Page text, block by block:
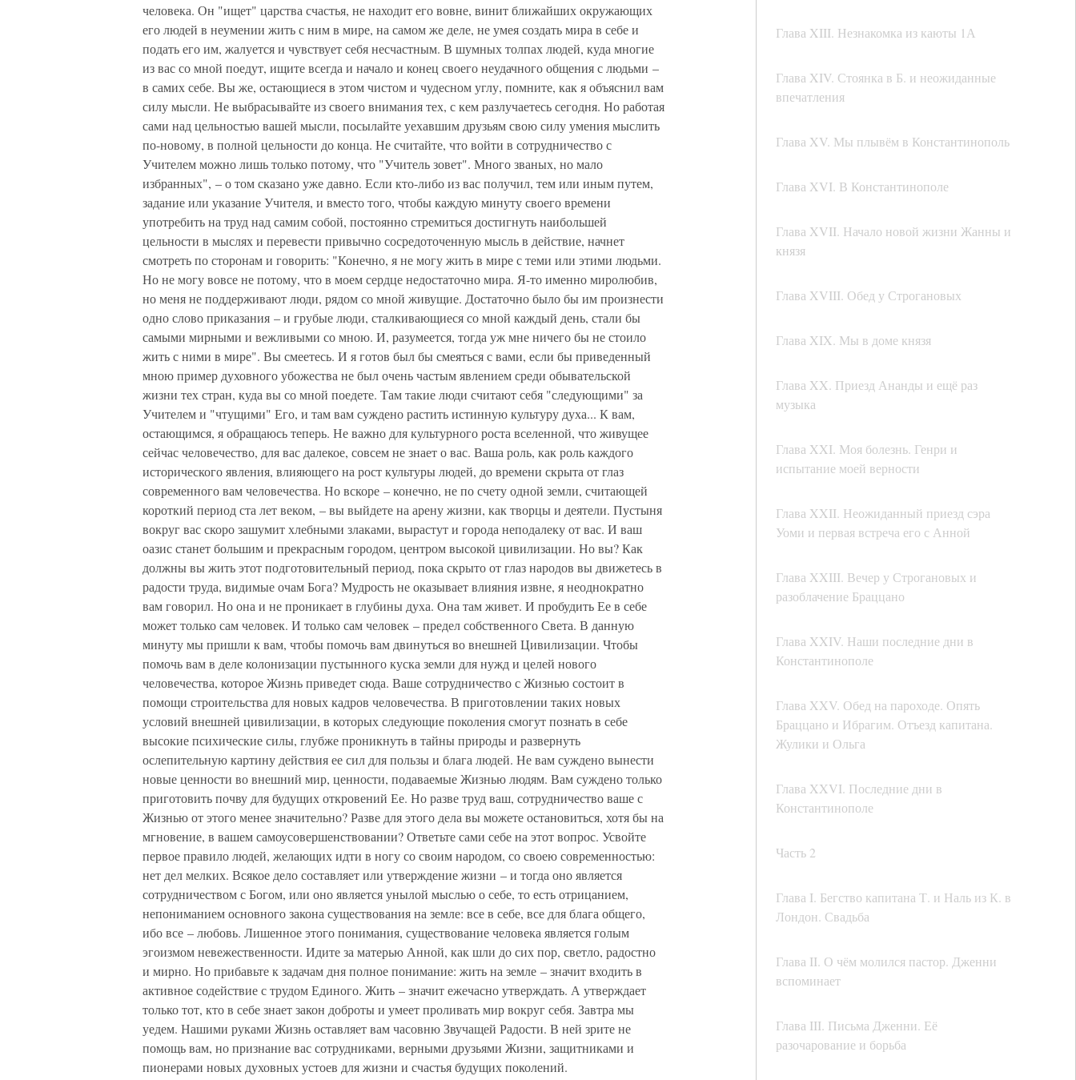
Глава XIII. Незнакомка из каюты 1А
Глава XIV. Стоянка в Б. и неожиданные
впечатления
Глава XV. Мы плывём в Константинополь
Глава XVI. В Константинополе
Глава XVII. Начало новой жизни Жанны и
князя
Глава XVIII. Обед у Строгановых
Глава XIX. Мы в доме князя
Глава XX. Приезд Ананды и ещё раз
музыка
Глава XXI. Моя болезнь. Генри и
испытание моей верности
Глава XXII. Неожиданный приезд сэра
Уоми и первая встреча его с Анной
Глава XXIII. Вечер у Строгановых и
разоблачение Браццано
Глава XXIV. Наши последние дни в
Константинополе
Глава XXV. Обед на пароходе. Опять
Браццано и Ибрагим. Отъезд капитана.
Жулики и Ольга
Глава XXVI. Последние дни в
Константинополе
Часть 2
Глава I. Бегство капитана Т. и Наль из К. в
Лондон. Свадьба
Глава II. О чём молился пастор. Дженни
вспоминает
Глава III. Письма Дженни. Её
разочарование и борьба
человека. Он "ищет" царства счастья, не находит его вовне, винит ближайших окружающих
его людей в неумении жить с ним в мире, на самом же деле, не умея создать мира в себе и
подать его им, жалуется и чувствует себя несчастным. В шумных толпах людей, куда многие
из вас со мной поедут, ищите всегда и начало и конец своего неудачного общения с людьми –
в самих себе. Вы же, остающиеся в этом чистом и чудесном углу, помните, как я объяснил вам
силу мысли. Не выбрасывайте из своего внимания тех, с кем разлучаетесь сегодня. Но работая
сами над цельностью вашей мысли, посылайте уехавшим друзьям свою силу умения мыслить
по-новому, в полной цельности до конца. Не считайте, что войти в сотрудничество с
Учителем можно лишь только потому, что "Учитель зовет". Много званых, но мало
избранных", – о том сказано уже давно. Если кто-либо из вас получил, тем или иным путем,
задание или указание Учителя, и вместо того, чтобы каждую минуту своего времени
употребить на труд над самим собой, постоянно стремиться достигнуть наибольшей
цельности в мыслях и перевести привычно сосредоточенную мысль в действие, начнет
смотреть по сторонам и говорить: "Конечно, я не могу жить в мире с теми или этими людьми.
Но не могу вовсе не потому, что в моем сердце недостаточно мира. Я-то именно миролюбив,
но меня не поддерживают люди, рядом со мной живущие. Достаточно было бы им произнести
одно слово приказания – и грубые люди, сталкивающиеся со мной каждый день, стали бы
самыми мирными и вежливыми со мною. И, разумеется, тогда уж мне ничего бы не стоило
жить с ними в мире". Вы смеетесь. И я готов был бы смеяться с вами, если бы приведенный
мною пример духовного убожества не был очень частым явлением среди обывательской
жизни тех стран, куда вы со мной поедете. Там такие люди считают себя "следующими" за
Учителем и "чтущими" Его, и там вам суждено растить истинную культуру духа... К вам,
остающимся, я обращаюсь теперь. Не важно для культурного роста вселенной, что живущее
сейчас человечество, для вас далекое, совсем не знает о вас. Ваша роль, как роль каждого
исторического явления, влияющего на рост культуры людей, до времени скрыта от глаз
современного вам человечества. Но вскоре – конечно, не по счету одной земли, считающей
короткий период ста лет веком, – вы выйдете на арену жизни, как творцы и деятели. Пустыня
вокруг вас скоро зашумит хлебными злаками, вырастут и города неподалеку от вас. И ваш
оазис станет большим и прекрасным городом, центром высокой цивилизации. Но вы? Как
должны вы жить этот подготовительный период, пока скрыто от глаз народов вы движетесь в
радости труда, видимые очам Бога? Мудрость не оказывает влияния извне, я неоднократно
вам говорил. Но она и не проникает в глубины духа. Она там живет. И пробудить Ее в себе
может только сам человек. И только сам человек – предел собственного Света. В данную
минуту мы пришли к вам, чтобы помочь вам двинуться во внешней Цивилизации. Чтобы
помочь вам в деле колонизации пустынного куска земли для нужд и целей нового
человечества, которое Жизнь приведет сюда. Ваше сотрудничество с Жизнью состоит в
помощи строительства для новых кадров человечества. В приготовлении таких новых
условий внешней цивилизации, в которых следующие поколения смогут познать в себе
высокие психические силы, глубже проникнуть в тайны природы и развернуть
ослепительную картину действия ее сил для пользы и блага людей. Не вам суждено вынести
новые ценности во внешний мир, ценности, подаваемые Жизнью людям. Вам суждено только
приготовить почву для будущих откровений Ее. Но разве труд ваш, сотрудничество ваше с
Жизнью от этого менее значительно? Разве для этого дела вы можете остановиться, хотя бы на
мгновение, в вашем самоусовершенствовании? Ответьте сами себе на этот вопрос. Усвойте
первое правило людей, желающих идти в ногу со своим народом, со своею современностью:
нет дел мелких. Всякое дело составляет или утверждение жизни – и тогда оно является
сотрудничеством с Богом, или оно является унылой мыслью о себе, то есть отрицанием,
непониманием основного закона существования на земле: все в себе, все для блага общего,
ибо все – любовь. Лишенное этого понимания, существование человека является голым
эгоизмом невежественности. Идите за матерью Анной, как шли до сих пор, светло, радостно
и мирно. Но прибавьте к задачам дня полное понимание: жить на земле – значит входить в
активное содействие с трудом Единого. Жить – значит ежечасно утверждать. А утверждает
только тот, кто в себе знает закон доброты и умеет проливать мир вокруг себя. Завтра мы
уедем. Нашими руками Жизнь оставляет вам часовню Звучащей Радости. В ней зрите не
помощь вам, но признание вас сотрудниками, верными друзьями Жизни, защитниками и
пионерами новых духовных устоев для жизни и счастья будущих поколений.